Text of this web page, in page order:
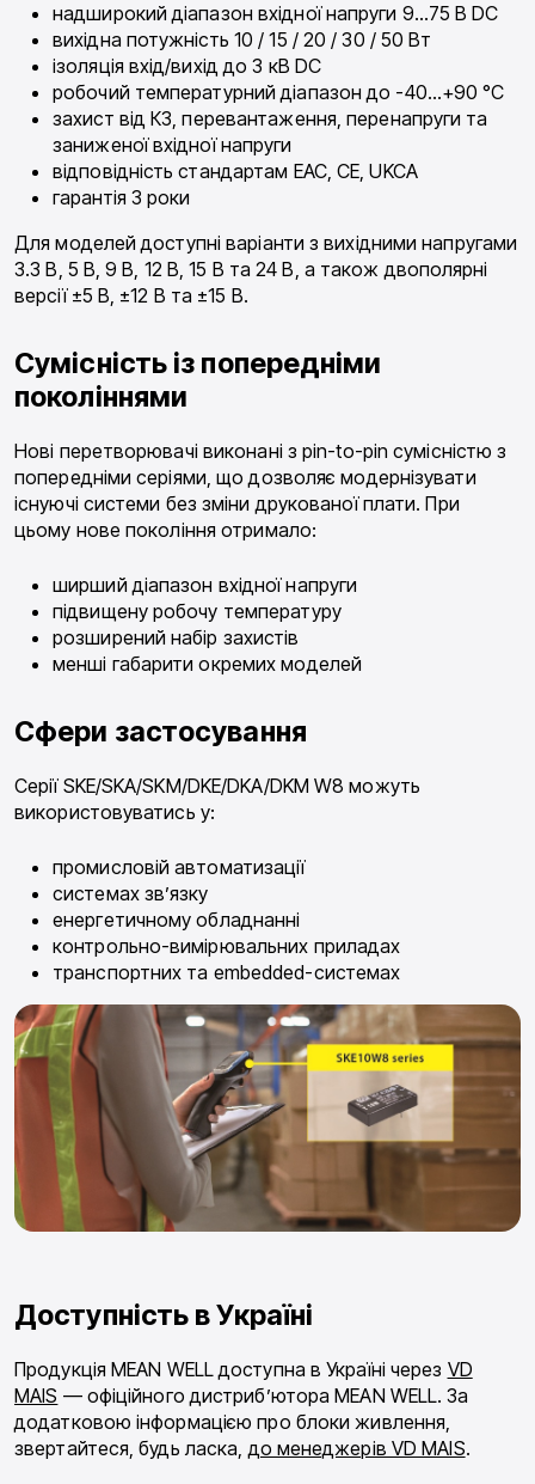
надширокий діапазон вхідної напруги 9…75 В DC
вихідна потужність 10 / 15 / 20 / 30 / 50 Вт
ізоляція вхід/вихід до 3 кВ DC
робочий температурний діапазон до -40…+90 °C
захист від КЗ, перевантаження, перенапруги та
заниженої вхідної напруги
відповідність стандартам EAC, CE, UKCA
гарантія 3 роки
Для моделей доступні варіанти з вихідними напругами
3.3 В, 5 В, 9 В, 12 В, 15 В та 24 В, а також двополярні
версії ±5 В, ±12 В та ±15 В.
Сумісність із попередніми
поколіннями
Нові перетворювачі виконані з pin-to-pin сумісністю з
попередніми серіями, що дозволяє модернізувати
існуючі системи без зміни друкованої плати. При
цьому нове покоління отримало:
ширший діапазон вхідної напруги
підвищену робочу температуру
розширений набір захистів
менші габарити окремих моделей
Сфери застосування
Серії SKE/SKA/SKM/DKE/DKA/DKM W8 можуть
використовуватись у:
промисловій автоматизації
системах зв’язку
енергетичному обладнанні
контрольно-вимірювальних приладах
транспортних та embedded-системах
Доступність в Україні
Продукція MEAN WELLдоступна в Україні через VD
MAIS — офіційного дистриб’ютора MEAN WELL. За
додатковою інформацією про блоки живлення,
звертайтеся, будь ласка, до менеджерів VD MAIS.